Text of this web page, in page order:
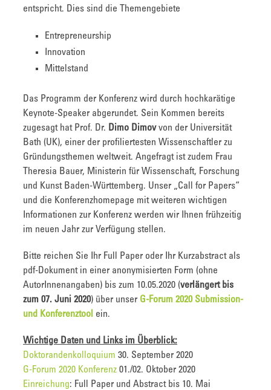
entspricht. Dies sind die Themengebiete
Entrepreneurship
Innovation
Mittelstand
Das Programm der Konferenz wird durch hochkarätige
Keynote-Speaker abgerundet. Sein Kommen bereits
zugesagt hat Prof. Dr. Dimo Dimovvon der Universität
Bath (UK), einer der profiliertesten Wissenschaftler zu
Gründungsthemen weltweit. Angefragt ist zudem Frau
Theresia Bauer, Ministerin für Wissenschaft, Forschung
und Kunst Baden-Württemberg. Unser „Call for Papers“
und die Konferenzhomepage mit weiteren wichtigen
Informationen zur Konferenz werden wir Ihnen frühzeitig
im neuen Jahr zur Verfügung stellen.
Bitte reichen Sie Ihr Full Paper oder Ihr Kurzabstract als
pdf-Dokument in einer anonymisierten Form (ohne
AutorInnenangaben) bis zum 10.05.2020 (verlängert bis
zum 07. Juni 2020) über unser G-Forum 2020 Submission-
und Konferenztool ein.
Wichtige Daten und Links im Überblick:
Doktorandenkolloquium 30. September 2020
G-Forum 2020 Konferenz 01./02. Oktober 2020
Einreichung: Full Paper und Abstract bis 10. Mai